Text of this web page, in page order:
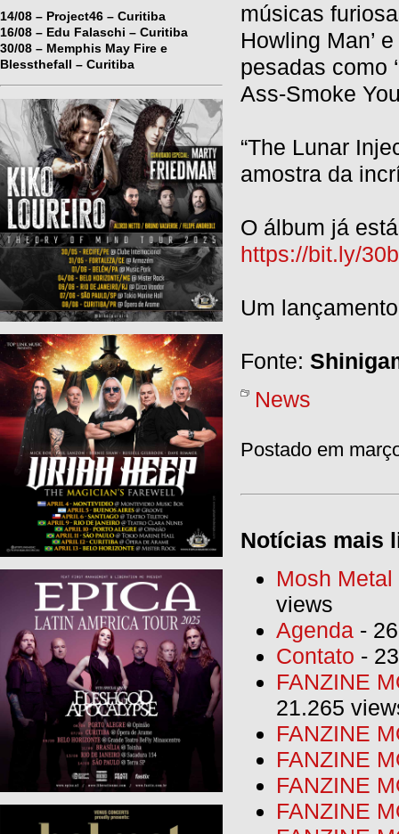
14/08 – Project46 – Curitiba
16/08 – Edu Falaschi – Curitiba
30/08 – Memphis May Fire e
Blessthefall – Curitiba
músicas
Howling Man’
pesadas como
Ass-Smoke
“The Lunar
amostra da
O álbum já
https://bit.ly/
Um
Fonte:
News
Postado em
Notícias mais
Mosh
views
Agenda -
Contato -
FANZINE
21.265
FANZINE
FANZINE
FANZINE
FANZINE